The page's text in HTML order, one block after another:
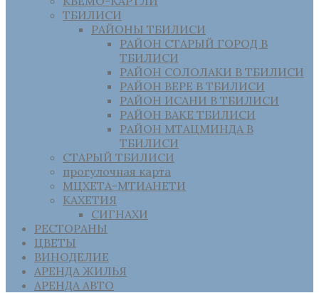
ТБИЛИСИ
РАЙОНЫ ТБИЛИСИ
РАЙОН СТАРЫЙ ГОРОД В
ТБИЛИСИ
РАЙОН СОЛОЛАКИ В ТБИЛИСИ
РАЙОН ВЕРЕ В ТБИЛИСИ
РАЙОН ИСАНИ В ТБИЛИСИ
РАЙОН ВАКЕ ТБИЛИСИ
РАЙОН МТАЦМИНДА В
ТБИЛИСИ
СТАРЫЙ ТБИЛИСИ
прогулочная карта
МЦХЕТА-МТИАНЕТИ
КАХЕТИЯ
СИГНАХИ
РЕСТОРАНЫ
ЦВЕТЫ
ВИНОДЕЛИЕ
АРЕНДА ЖИЛЬЯ
АРЕНДА АВТО